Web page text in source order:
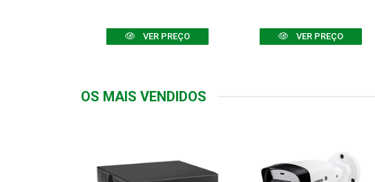
VER PREÇO VER PREÇO
OS MAIS VENDIDOS